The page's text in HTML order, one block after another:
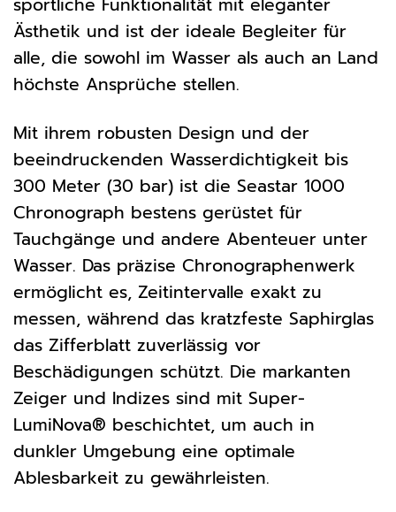
Ästhetik und ist der ideale Begleiter für
alle, die sowohl im Wasser als auch an Land
höchste Ansprüche stellen.
Mit ihrem robusten Design und der
beeindruckenden Wasserdichtigkeit bis
300 Meter (30 bar) ist die Seastar 1000
Chronograph bestens gerüstet für
Tauchgänge und andere Abenteuer unter
Wasser. Das präzise Chronographenwerk
ermöglicht es, Zeitintervalle exakt zu
messen, während das kratzfeste Saphirglas
das Zifferblatt zuverlässig vor
Beschädigungen schützt. Die markanten
Zeiger und Indizes sind mit Super-
LumiNova® beschichtet, um auch in
dunkler Umgebung eine optimale
Ablesbarkeit zu gewährleisten.